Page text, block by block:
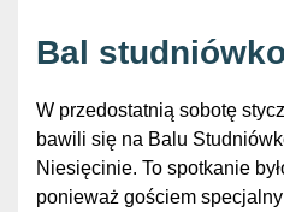
Bal
W przedostatnią sobotę
bawili się na Balu
Niesięcinie. To spotkanie
ponieważ gościem